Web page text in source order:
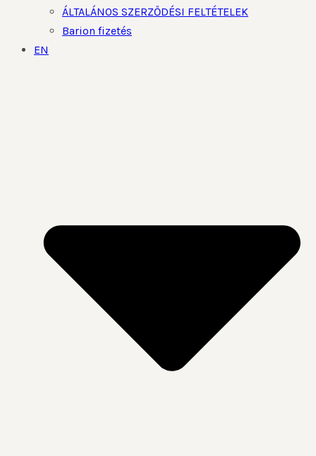
ÁLTALÁNOS SZERZŐDÉSI FELTÉTELEK
Barion fizetés
EN